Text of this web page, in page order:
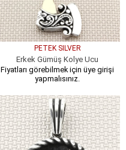
PETEK SILVER
Erkek Gümüş Kolye Ucu
Fiyatları görebilmek için üye girişi
yapmalısınız.